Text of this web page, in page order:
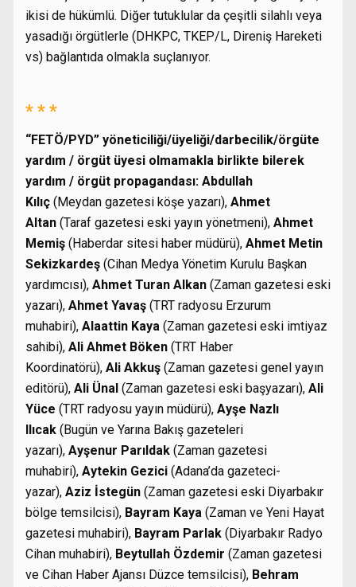
ikisi de hükümlü. Diğer tutuklular da çeşitli silahlı veya
yasadığı örgütlerle (DHKPC, TKEP/L, Direniş Hareketi
vs) bağlantıda olmakla suçlanıyor.
* * *
“FETÖ/PYD” yöneticiliği/üyeliği/darbecilik/örgüte
yardım / örgüt üyesi olmamakla birlikte bilerek
yardım / örgüt propagandası: Abdullah
Kılıç (Meydan gazetesi köşe yazarı), Ahmet
Altan (Taraf gazetesi eski yayın yönetmeni), Ahmet
Memiş (Haberdar sitesi haber müdürü), Ahmet Metin
Sekizkardeş (Cihan Medya Yönetim Kurulu Başkan
yardımcısı), Ahmet Turan Alkan (Zaman gazetesi eski
yazarı), Ahmet Yavaş (TRT radyosu Erzurum
muhabiri), Alaattin Kaya (Zaman gazetesi eski imtiyaz
sahibi), Ali Ahmet Böken (TRT Haber
Koordinatörü), Ali Akkuş (Zaman gazetesi genel yayın
editörü), Ali Ünal (Zaman gazetesi eski başyazarı), Ali
Yüce (TRT radyosu yayın müdürü), Ayşe Nazlı
Ilıcak (Bugün ve Yarına Bakış gazeteleri
yazarı), Ayşenur Parıldak (Zaman gazetesi
muhabiri), Aytekin Gezici (Adana’da gazeteci-
yazar), Aziz İstegün (Zaman gazetesi eski Diyarbakır
bölge temsilcisi), Bayram Kaya (Zaman ve Yeni Hayat
gazetesi muhabiri), Bayram Parlak (Diyarbakır Radyo
Cihan muhabiri), Beytullah Özdemir (Zaman gazetesi
ve Cihan Haber Ajansı Düzce temsilcisi), Behram